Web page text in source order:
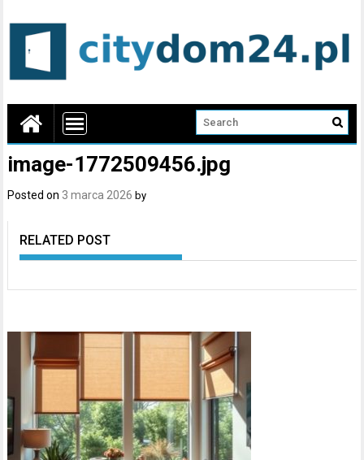
image-1772509456.jpg
Posted on 3 marca 2026 by
RELATED POST